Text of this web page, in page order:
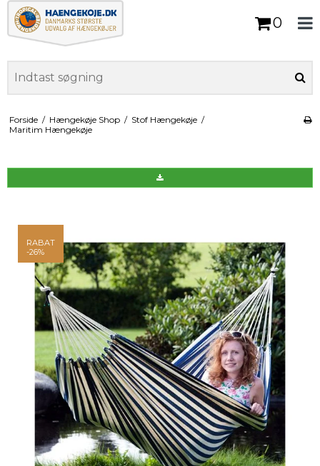
0
Forside / Hængekøje Shop / Stof Hængekøje /
Maritim Hængekøje
RABAT
-26%